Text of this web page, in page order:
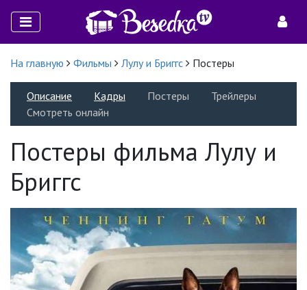
На главную Фильмы Лулу и Бриггс Постеры
Описание Кадры Постеры
Трейлеры
Смотреть онлайн
Постеры фильма Лулу и
Бриггс